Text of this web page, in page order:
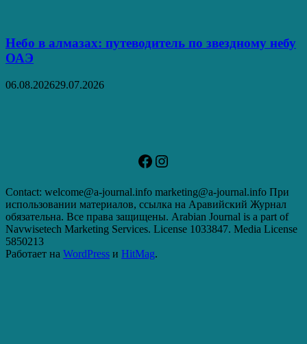
Небо в алмазах: путеводитель по звездному небу
ОАЭ
06.08.202629.07.2026
Facebook
Instagram
Contact: welcome@a-journal.info marketing@a-journal.info При
использовании материалов, ссылка на Аравийский Журнал
обязательна. Все права защищены. Arabian Journal is a part of
Navwisetech Marketing Services. License 1033847. Media License
5850213
Работает на WordPress и HitMag.